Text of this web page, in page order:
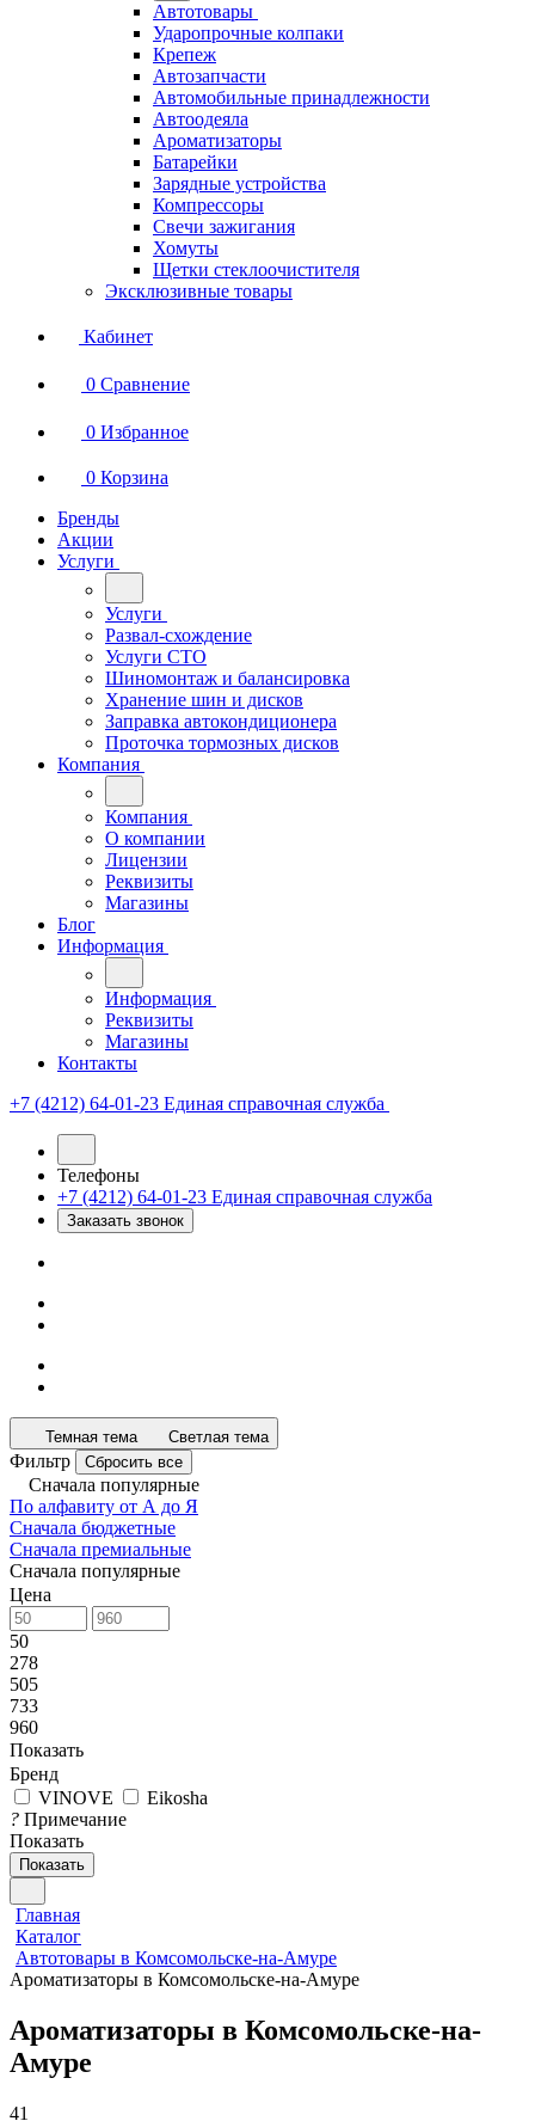
Автотовары
Ударопрочные колпаки
Крепеж
Автозапчасти
Автомобильные принадлежности
Автоодеяла
Ароматизаторы
Батарейки
Зарядные устройства
Компрессоры
Свечи зажигания
Хомуты
Щетки стеклоочистителя
Эксклюзивные товары
Кабинет
0 Сравнение
0 Избранное
0 Корзина
Бренды
Акции
Услуги
Услуги
Развал-схождение
Услуги СТО
Шиномонтаж и балансировка
Хранение шин и дисков
Заправка автокондиционера
Проточка тормозных дисков
Компания
Компания
О компании
Лицензии
Реквизиты
Магазины
Блог
Информация
Информация
Реквизиты
Магазины
Контакты
+7 (4212) 64-01-23 Единая справочная служба
Телефоны
+7 (4212) 64-01-23 Единая справочная служба
Заказать звонок
Темная тема Светлая тема
Фильтр Сбросить все
Сначала популярные
По алфавиту от А до Я
Сначала бюджетные
Сначала премиальные
Сначала популярные
Цена
50
278
505
733
960
Показать
Бренд
VINOVE
Eikosha
? Примечание
Показать
Показать
Главная
Каталог
Автотовары в Комсомольске-на-Амуре
Ароматизаторы в Комсомольске-на-Амуре
Ароматизаторы в Комсомольске-на-
Амуре
41